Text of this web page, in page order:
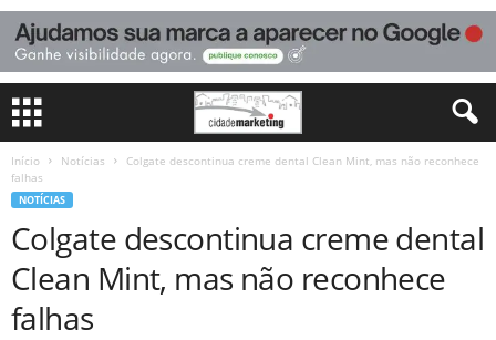
Início Notícias
Colgate descontinua creme dental Clean Mint, mas não reconhece
falhas
NOTÍCIAS
Colgate descontinua creme dental
Clean Mint, mas não reconhece
falhas